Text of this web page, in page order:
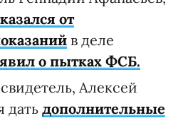
от
в деле
о пытках ФСБ.
Алексей
дать дополнительные